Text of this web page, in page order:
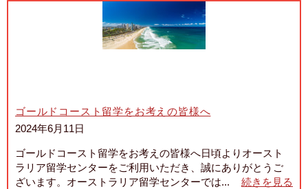
ゴールドコースト留学をお考えの皆様へ
2024年6月11日
ゴールドコースト留学をお考えの皆様へ日頃よりオースト
ラリア留学センターをご利用いただき、誠にありがとうご
ざいます。オーストラリア留学センターでは...
続きを見る